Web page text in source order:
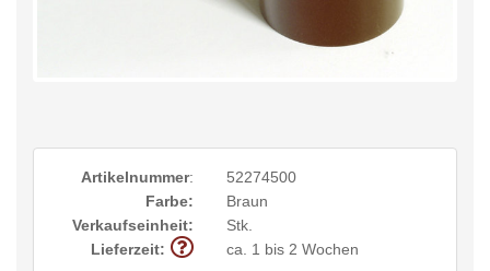
Artikelnummer:
52274500
Farbe:
Braun
Verkaufseinheit:
Stk.
Lieferzeit:
ca. 1 bis 2 Wochen